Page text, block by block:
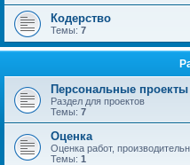
Кодерство
Темы: 7
Персональные проекты
Раздел для проектов
Темы: 7
Оценка
Оценка работ,
Темы: 1